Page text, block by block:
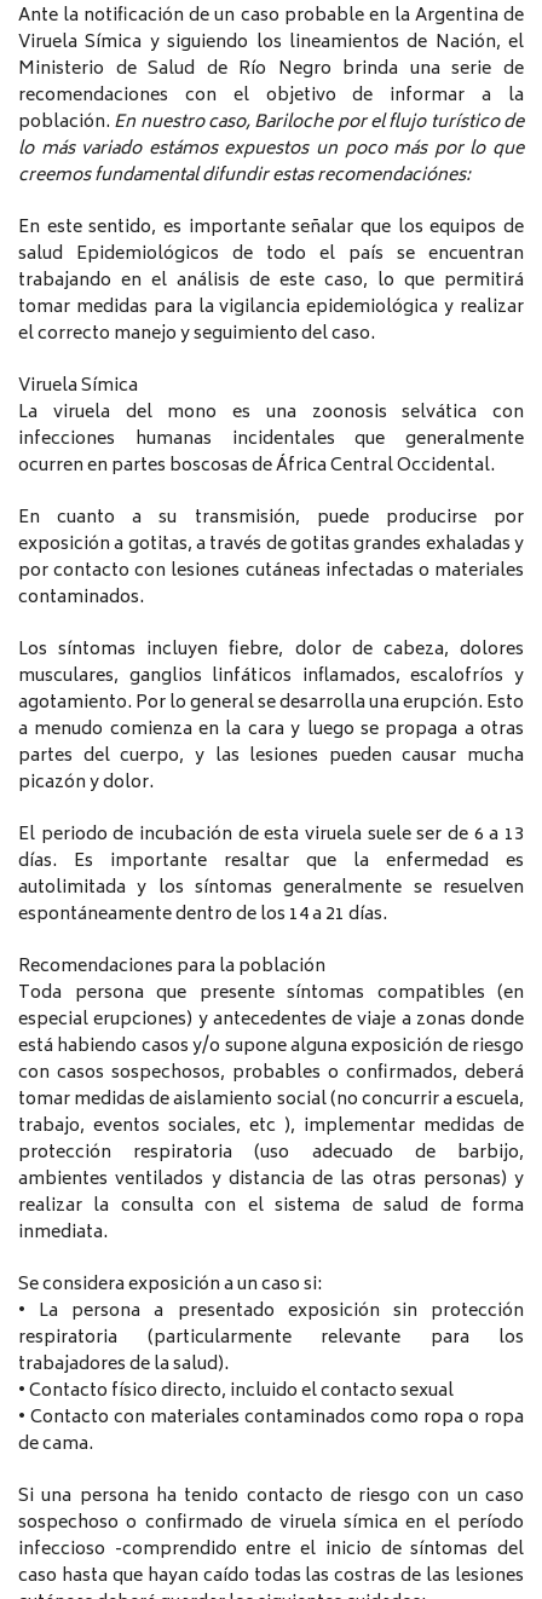
Ante la notificación de un caso probable en la Argentina de
Viruela Símica y siguiendo los lineamientos de Nación, el
Ministerio de Salud de Río Negro brinda una serie de
recomendaciones con el objetivo de informar a la
población. En nuestro caso, Bariloche por el flujo turístico de
lo más variado estámos expuestos un poco más por lo que
creemos fundamental difundir estas recomendaciónes:
En este sentido, es importante señalar que los equipos de
salud Epidemiológicos de todo el país se encuentran
trabajando en el análisis de este caso, lo que permitirá
tomar medidas para la vigilancia epidemiológica y realizar
el correcto manejo y seguimiento del caso.
Viruela Símica
La viruela del mono es una zoonosis selvática con
infecciones humanas incidentales que generalmente
ocurren en partes boscosas de África Central Occidental.
En cuanto a su transmisión, puede producirse por
exposición a gotitas, a través de gotitas grandes exhaladas y
por contacto con lesiones cutáneas infectadas o materiales
contaminados.
Los síntomas incluyen fiebre, dolor de cabeza, dolores
musculares, ganglios linfáticos inflamados, escalofríos y
agotamiento. Por lo general se desarrolla una erupción. Esto
a menudo comienza en la cara y luego se propaga a otras
partes del cuerpo, y las lesiones pueden causar mucha
picazón y dolor.
El periodo de incubación de esta viruela suele ser de 6 a 13
días. Es importante resaltar que la enfermedad es
autolimitada y los síntomas generalmente se resuelven
espontáneamente dentro de los 14 a 21 días.
Recomendaciones para la población
Toda persona que presente síntomas compatibles (en
especial erupciones) y antecedentes de viaje a zonas donde
está habiendo casos y/o supone alguna exposición de riesgo
con casos sospechosos, probables o confirmados, deberá
tomar medidas de aislamiento social (no concurrir a escuela,
trabajo, eventos sociales, etc ), implementar medidas de
protección respiratoria (uso adecuado de barbijo,
ambientes ventilados y distancia de las otras personas) y
realizar la consulta con el sistema de salud de forma
inmediata.
Se considera exposición a un caso si:
• La persona a presentado exposición sin protección
respiratoria (particularmente relevante para los
trabajadores de la salud).
• Contacto físico directo, incluido el contacto sexual
• Contacto con materiales contaminados como ropa o ropa
de cama.
Si una persona ha tenido contacto de riesgo con un caso
sospechoso o confirmado de viruela símica en el período
infeccioso -comprendido entre el inicio de síntomas del
caso hasta que hayan caído todas las costras de las lesiones